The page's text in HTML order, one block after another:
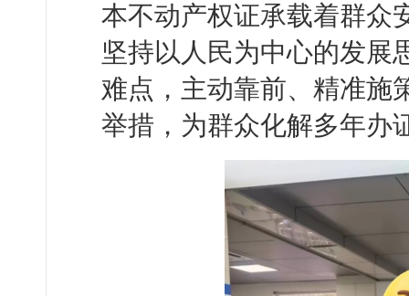
本不动产权证承载着群众
坚持以人民为中心的发展
难点，主动靠前、精准施
举措，为群众化解多年办